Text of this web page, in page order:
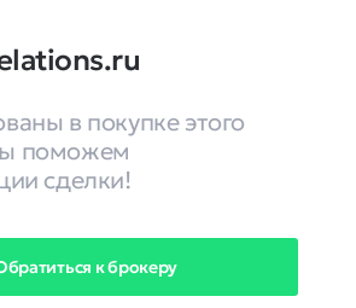
в покупке этого
поможем
сделки!
к брокеру